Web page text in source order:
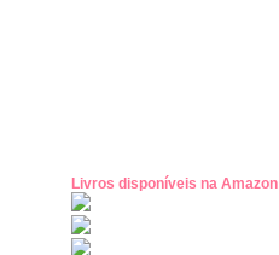
Livros disponíveis na Amazon